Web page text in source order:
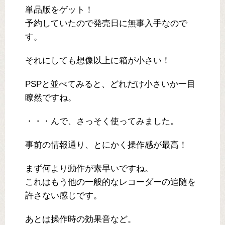
単品版をゲット！
予約していたので発売日に無事入手なので
す。
それにしても想像以上に箱が小さい！
PSPと並べてみると、どれだけ小さいか一目
瞭然ですね。
・・・んで、さっそく使ってみました。
事前の情報通り、とにかく操作感が最高！
まず何より動作が素早いですね。
これはもう他の一般的なレコーダーの追随を
許さない感じです。
あとは操作時の効果音など。